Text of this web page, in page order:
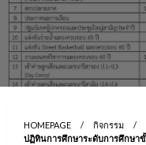
HOMEPAGE
กิจกรรม
ปฏิทินการศึกษาระดับการศึกษา